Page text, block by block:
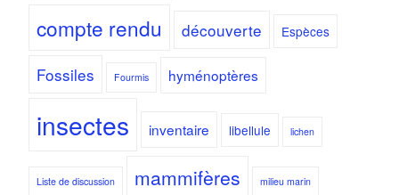
compte rendu découverte Espèces
Fossiles Fourmis hyménoptères
insectes inventaire libellule lichen
Liste de discussion mammifères milieu marin